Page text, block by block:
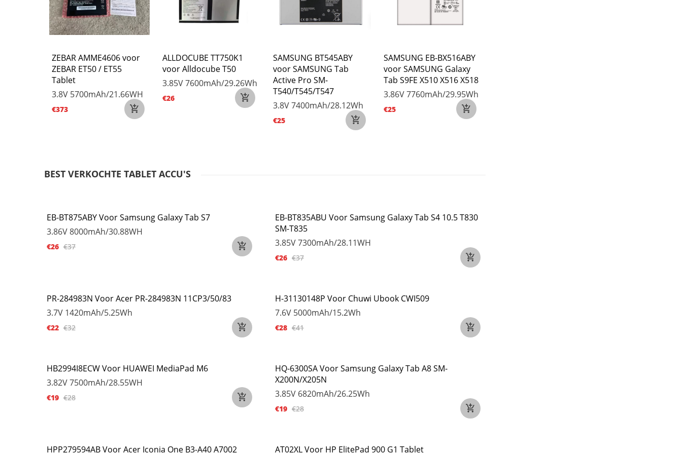
ZEBAR AMME4606 voor
ZEBAR ET50 / ET55
Tablet
3.8V 5700mAh/21.66WH
€373
ALLDOCUBE TT750K1
voor Alldocube T50
3.85V7600mAh/29.26Wh
€26
SAMSUNG BT545ABY
voor SAMSUNG Tab
Active Pro SM-
T540/T545/T547
3.8V7400mAh/28.12Wh
€25
SAMSUNG EB-BX516ABY
voor SAMSUNG Galaxy
Tab S9FE X510 X516 X518
3.86V7760mAh/29.95Wh
€25
BEST VERKOCHTE TABLET ACCU'S
EB-BT875ABY Voor Samsung Galaxy Tab S7
3.86V8000mAh/30.88WH
€26 €37
EB-BT835ABU Voor Samsung Galaxy Tab S4 10.5 T830
SM-T835
3.85V7300mAh/28.11WH
€26 €37
PR-284983N Voor Acer PR-284983N 11CP3/50/83
3.7V 1420mAh/5.25Wh
€22 €32
H-31130148P Voor Chuwi Ubook CWI509
7.6V 5000mAh/15.2Wh
€28 €41
HB2994I8ECW Voor HUAWEI MediaPad M6
3.82V7500mAh/28.55WH
€19 €28
HQ-6300SA Voor Samsung Galaxy Tab A8 SM-
X200N/X205N
3.85V 6820mAh/26.25Wh
€19 €28
HPP279594AB Voor Acer Iconia One B3-A40 A7002 AT02XL Voor HP ElitePad 900 G1 Tablet